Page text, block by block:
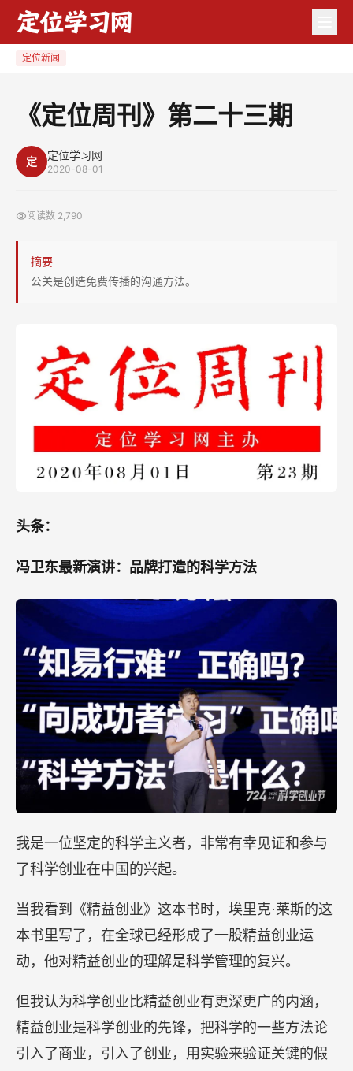
《定
定位新闻
《定位周刊》第二十三期
定 定位学习网
2020-08-01
阅读数 2,790
摘要
公关是创造免费传播的沟通方法。
头条：
冯卫东最新演讲：品牌打造的科学方法
我是一位坚定的科学主义者，非常有幸见证和参与
了科学创业在中国的兴起。
当我看到《精益创业》这本书时，埃里克·莱斯的这
本书里写了，在全球已经形成了一股精益创业运
动，他对精益创业的理解是科学管理的复兴。
但我认为科学创业比精益创业有更深更广的内涵，
精益创业是科学创业的先锋，把科学的一些方法论
引入了商业，引入了创业，用实验来验证关键的假